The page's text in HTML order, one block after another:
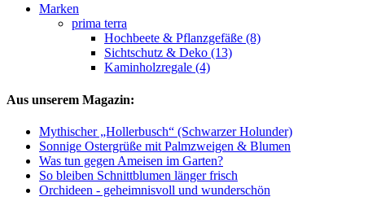
Marken
prima terra
Hochbeete & Pflanzgefäße (8)
Sichtschutz & Deko (13)
Kaminholzregale (4)
Aus unserem Magazin:
Mythischer „Hollerbusch“ (Schwarzer Holunder)
Sonnige Ostergrüße mit Palmzweigen & Blumen
Was tun gegen Ameisen im Garten?
So bleiben Schnittblumen länger frisch
Orchideen - geheimnisvoll und wunderschön